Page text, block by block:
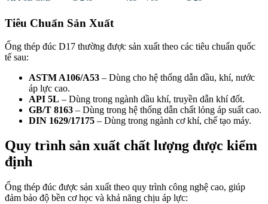
Tiêu Chuẩn Sản Xuất
Ống thép đúc D17 thường được sản xuất theo các tiêu chuẩn quốc
tế sau:
ASTM A106/A53 – Dùng cho hệ thống dẫn dầu, khí, nước
áp lực cao.
API 5L – Dùng trong ngành dầu khí, truyền dẫn khí đốt.
GB/T 8163 – Dùng trong hệ thống dẫn chất lỏng áp suất cao.
DIN 1629/17175 – Dùng trong ngành cơ khí, chế tạo máy.
Quy trình sản xuất chất lượng được kiểm
định
Ống thép đúc được sản xuất theo quy trình công nghệ cao, giúp
đảm bảo độ bền cơ học và khả năng chịu áp lực: